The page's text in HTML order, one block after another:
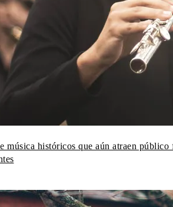
música históricos que aún atraen público